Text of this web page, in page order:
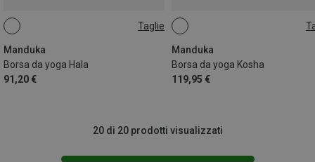
Taglie
Manduka
Borsa da yoga Hala
91,20 €
ONE SIZE
Manduka
Borsa da yoga Kosha
119,95 €
ONE SIZE
20 di 20 prodotti visualizzati